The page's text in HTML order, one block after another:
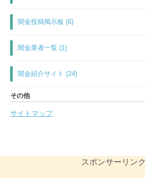
闇金投稿掲示板 (6)
闇金業者一覧 (1)
闇金紹介サイト (24)
その他
サイトマップ
スポンサーリンク